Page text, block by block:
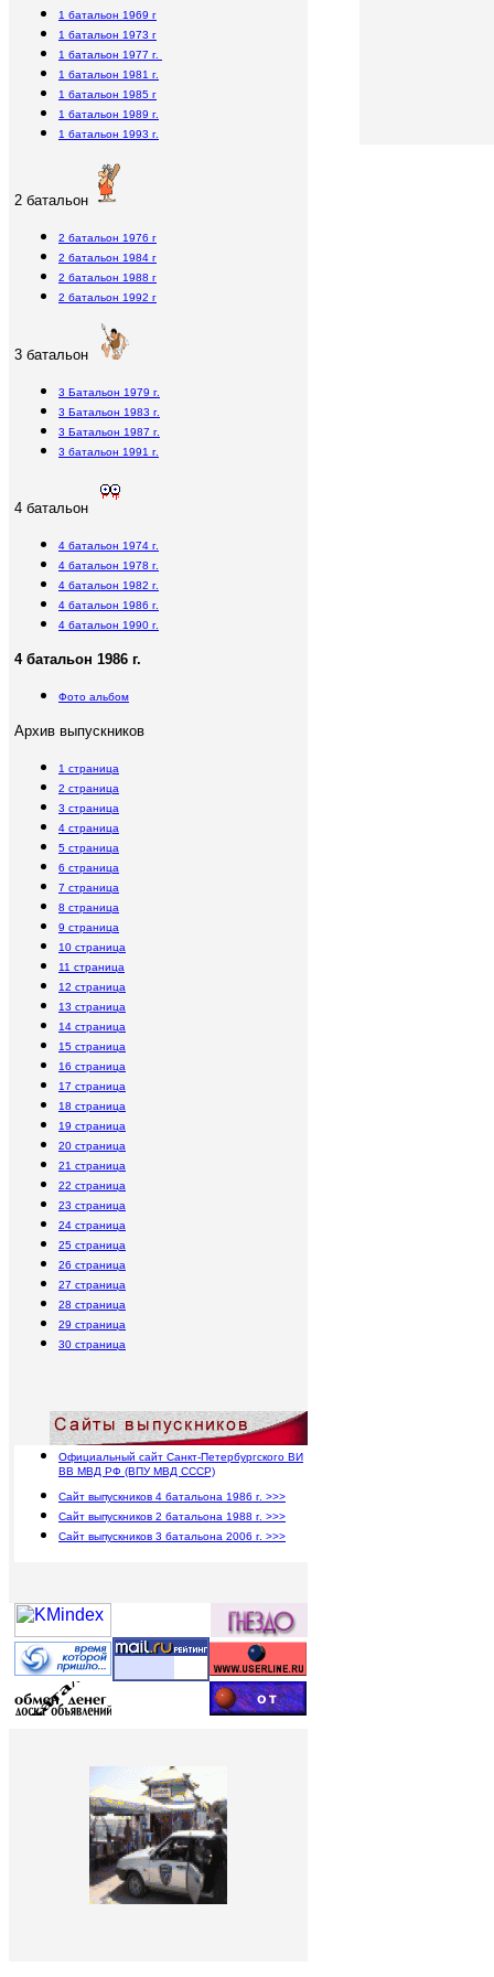
сайта выражает благодарность
всем, кто принимает участие в
создании сайта!
1 батальон 1969 г
1 батальон 1973 г
1 батальон 1977 г.
1 батальон 1981 г.
1 батальон 1985 г
1 батальон 1989 г.
1 батальон 1993 г.
2 батальон
2 батальон 1976 г
2 батальон 1984 г
2 батальон 1988 г
2 батальон 1992 г
3 батальон
3 Батальон 1979 г.
3 Батальон 1983 г.
3 Батальон 1987 г.
3 батальон 1991 г.
4 батальон
4 батальон 1974 г.
4 батальон 1978 г.
4 батальон 1982 г.
4 батальон 1986 г.
4 батальон 1990 г.
4 батальон 1986 г.
Фото альбом
Архив выпускников
1 страница
2 страница
3 страница
4 страница
5 страница
6 страница
7 страница
8 страница
9 страница
10 страница
11 страница
12 страница
13 страница
14 страница
15 страница
16 страница
17 страница
18 страница
19 страница
20 страница
21 страница
22 страница
23 страница
24 страница
25 страница
26 страница
27 страница
28 страница
29 страница
30 страница
Официальный сайт Санкт-Петербургского ВИ
ВВ МВД РФ (ВПУ МВД СССР)
Сайт выпускников 4 батальона 1986 г. >>>
Сайт выпускников 2 батальона 1988 г. >>>
Сайт выпускников 3 батальона 2006 г. >>>